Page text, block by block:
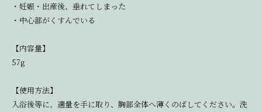
・妊娠・出産後、垂れてしまった
・中心部がくすんでいる
【内容量】
57g
【使用方法】
入浴後等に、適量を手に取り、胸部全体へ薄くのばしてください。洗